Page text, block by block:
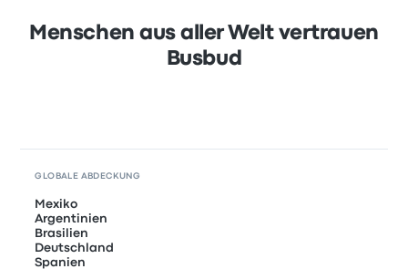
Menschen aus aller Welt vertrauen
Busbud
GLOBALE ABDECKUNG
Mexiko
Argentinien
Brasilien
Deutschland
Spanien